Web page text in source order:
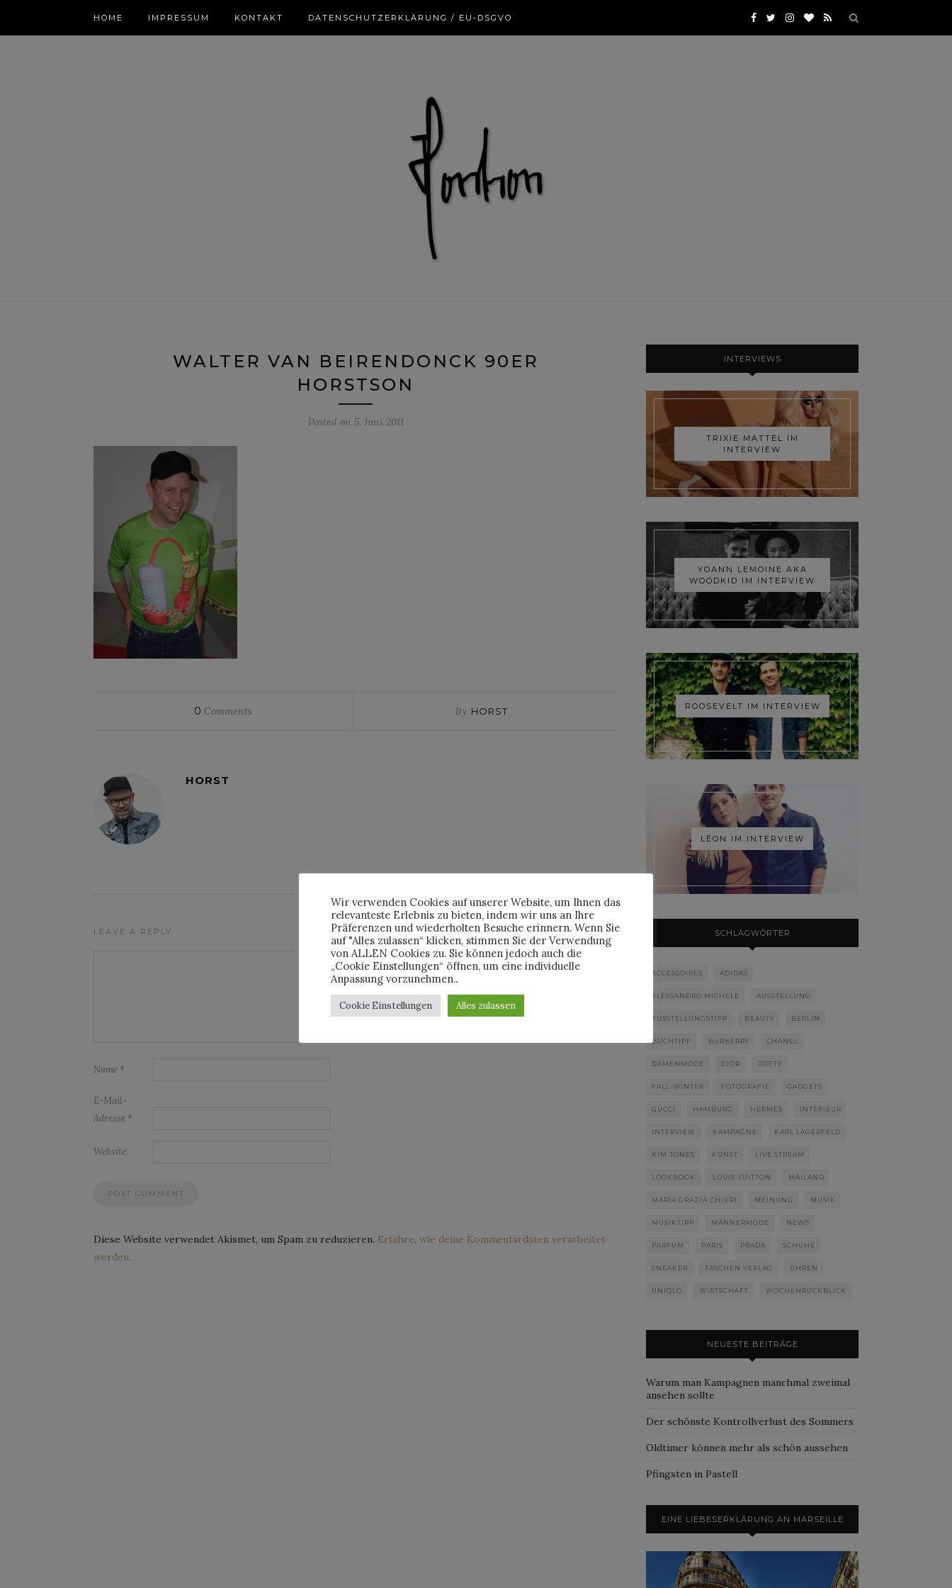
HOME IMPRESSUM KONTAKT DATENSCHUTZERKLÄRUNG / EU-DSGVO
WALTER VAN BEIRENDONCK 90ER
HORSTSON
Posted on 5. Juni 2011
0 Comments By HORST
HORST
LEAVE A REPLY
Name *
E-Mail-
Adresse *
Website
Diese Website verwendet Akismet, um Spam zu reduzieren. Erfahre, wie deine Kommentardaten verarbeitet
werden.
INTERVIEWS
TRIXIE MATTEL IM
INTERVIEW
YOANN LEMOINE AKA
WOODKID IM INTERVIEW
ROOSEVELT IM INTERVIEW
LÉON IM INTERVIEW
SCHLAGWÖRTER
ACCESSOIRES ADIDAS
ALESSANDRO MICHELE AUSSTELLUNG
AUSSTELLUNGSTIPP BEAUTY BERLIN
BUCHTIPP BURBERRY CHANEL
DAMENMODE DIOR DÜFTE
FALL-WINTER FOTOGRAFIE GADGETS
GUCCI HAMBURG HERMÈS INTERIEUR
INTERVIEW KAMPAGNE KARL LAGERFELD
KIM JONES KUNST LIVE STREAM
LOOKBOOK LOUIS VUITTON MAILAND
MARIA GRAZIA CHIURI MEINUNG MUSIK
MUSIKTIPP MÄNNERMODE NEWS
PARFUM PARIS PRADA SCHUHE
SNEAKER TASCHEN VERLAG UHREN
UNIQLO WIRTSCHAFT WOCHENRÜCKBLICK
NEUESTE BEITRÄGE
Warum man Kampagnen manchmal zweimal
ansehen sollte
Der schönste Kontrollverlust des Sommers
Oldtimer können mehr als schön aussehen
Pfingsten in Pastell
EINE LIEBESERKLÄRUNG AN MARSEILLE
Wir verwenden Cookies auf unserer Website, um Ihnen das
relevanteste Erlebnis zu bieten, indem wir uns an Ihre
Präferenzen und wiederholten Besuche erinnern. Wenn Sie
auf "Alles zulassen“ klicken, stimmen Sie der Verwendung
von ALLEN Cookies zu. Sie können jedoch auch die
„Cookie Einstellungen“ öffnen, um eine individuelle
Anpassung vorzunehmen..
Cookie Einstellungen Alles zulassen